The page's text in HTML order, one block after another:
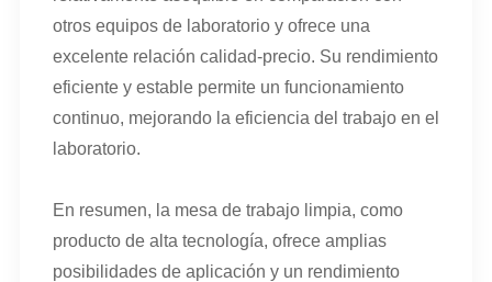
otros equipos de laboratorio y ofrece una
excelente relación calidad-precio. Su rendimiento
eficiente y estable permite un funcionamiento
continuo, mejorando la eficiencia del trabajo en el
laboratorio.
En resumen, la mesa de trabajo limpia, como
producto de alta tecnología, ofrece amplias
posibilidades de aplicación y un rendimiento